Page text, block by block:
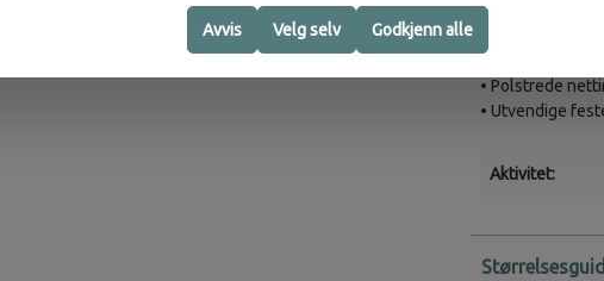
• To skråstilte
• To åpne
• Baklomme
• Polstrede
• Utvendige
Aktivitet:
Avvis Velg selv Godkjenn alle